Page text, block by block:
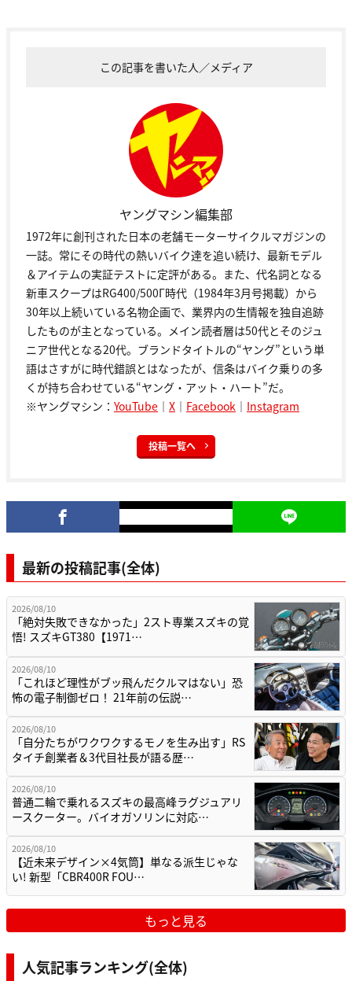
この記事を書いた人／メディア
ヤングマシン編集部
1972年に創刊された日本の老舗モーターサイクルマガジンの
一誌。常にその時代の熱いバイク達を追い続け、最新モデル
＆アイテムの実証テストに定評がある。また、代名詞となる
新車スクープはRG400/500Γ時代（1984年3月号掲載）から
30年以上続いている名物企画で、業界内の生情報を独自追跡
したものが主となっている。メイン読者層は50代とそのジュ
ニア世代となる20代。ブランドタイトルの“ヤング”という単
語はさすがに時代錯誤とはなったが、信条はバイク乗りの多
くが持ち合わせている“ヤング・アット・ハート”だ。
※ヤングマシン： YouTube ｜ X ｜ Facebook ｜ Instagram
投稿一覧へ
最新の投稿記事(全体)
2026/08/10
「絶対失敗できなかった」2スト専業スズキの覚
悟! スズキGT380【1971…
2026/08/10
「これほど理性がブッ飛んだクルマはない」恐
怖の電子制御ゼロ！ 21年前の伝説…
2026/08/10
「自分たちがワクワクするモノを生み出す」RS
タイチ創業者＆3代目社長が語る歴…
2026/08/10
普通二輪で乗れるスズキの最高峰ラグジュアリ
ースクーター。バイオガソリンに対応…
2026/08/10
【近未来デザイン×4気筒】単なる派生じゃな
い! 新型「CBR400R FOU…
もっと見る
人気記事ランキング(全体)